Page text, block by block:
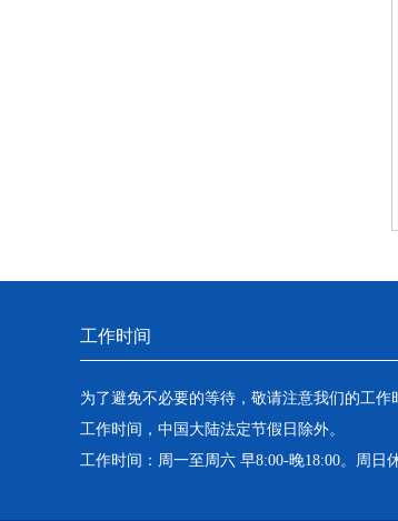
工作时间
为了避免不必要的等待，敬请注意我们的工作
工作时间，中国大陆法定节假日除外。
工作时间：周一至周六 早8:00-晚18:00。周日